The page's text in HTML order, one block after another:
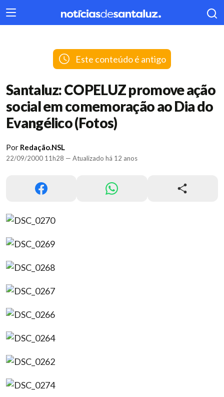
404
Este conteúdo é antigo
Santaluz: COPELUZ promove ação
social em comemoração ao Dia do
Evangélico (Fotos)
Por Redação.NSL
22/09/2000 11h28 — Atualizado há 12 anos